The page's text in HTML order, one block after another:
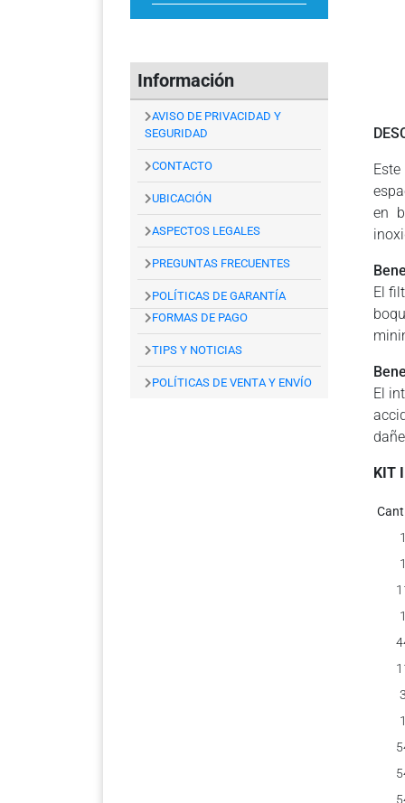
Información
AVISO DE PRIVACIDAD Y
SEGURIDAD
CONTACTO
UBICACIÓN
ASPECTOS LEGALES
PREGUNTAS FRECUENTES
POLÍTICAS DE GARANTÍA
FORMAS DE PAGO
TIPS Y NOTICIAS
POLÍTICAS DE VENTA Y ENVÍO
en
El
El
KIT
1
1
1
3
1